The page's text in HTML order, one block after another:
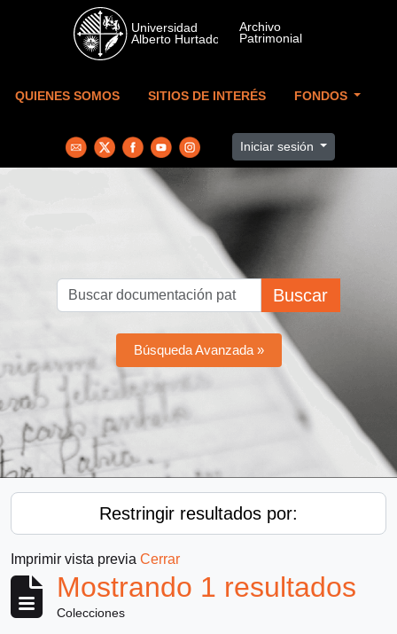
Skip to main content
QUIENES SOMOS SITIOS DE INTERÉS FONDOS
Iniciar sesión
Buscar
Búsqueda Avanzada »
Restringir resultados por:
Imprimir vista previa Cerrar
Mostrando 1 resultados
Colecciones